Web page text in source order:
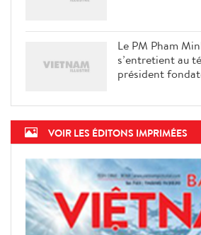
Le PM Pham
s’entretient au
président
VOIR LES ÉDITONS IMPRIMÉES